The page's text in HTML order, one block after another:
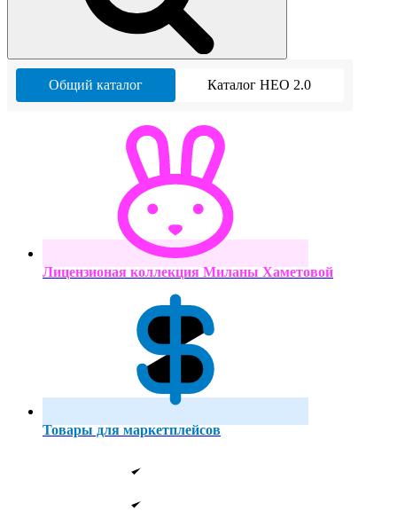
Общий каталог Каталог НЕО 2.0
Лицензионая коллекция Миланы Хаметовой
Товары для маркетплейсов